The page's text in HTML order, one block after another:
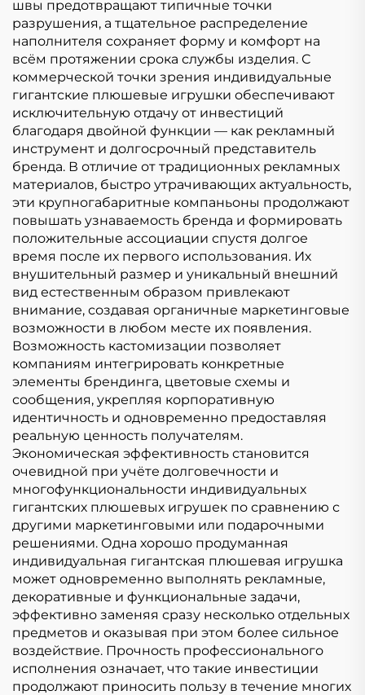
швы предотвращают типичные точки
разрушения, а тщательное распределение
наполнителя сохраняет форму и комфорт на
всём протяжении срока службы изделия. С
коммерческой точки зрения индивидуальные
гигантские плюшевые игрушки обеспечивают
исключительную отдачу от инвестиций
благодаря двойной функции — как рекламный
инструмент и долгосрочный представитель
бренда. В отличие от традиционных рекламных
материалов, быстро утрачивающих актуальность,
эти крупногабаритные компаньоны продолжают
повышать узнаваемость бренда и формировать
положительные ассоциации спустя долгое
время после их первого использования. Их
внушительный размер и уникальный внешний
вид естественным образом привлекают
внимание, создавая органичные маркетинговые
возможности в любом месте их появления.
Возможность кастомизации позволяет
компаниям интегрировать конкретные
элементы брендинга, цветовые схемы и
сообщения, укрепляя корпоративную
идентичность и одновременно предоставляя
реальную ценность получателям.
Экономическая эффективность становится
очевидной при учёте долговечности и
многофункциональности индивидуальных
гигантских плюшевых игрушек по сравнению с
другими маркетинговыми или подарочными
решениями. Одна хорошо продуманная
индивидуальная гигантская плюшевая игрушка
может одновременно выполнять рекламные,
декоративные и функциональные задачи,
эффективно заменяя сразу несколько отдельных
предметов и оказывая при этом более сильное
воздействие. Прочность профессионального
исполнения означает, что такие инвестиции
продолжают приносить пользу в течение многих